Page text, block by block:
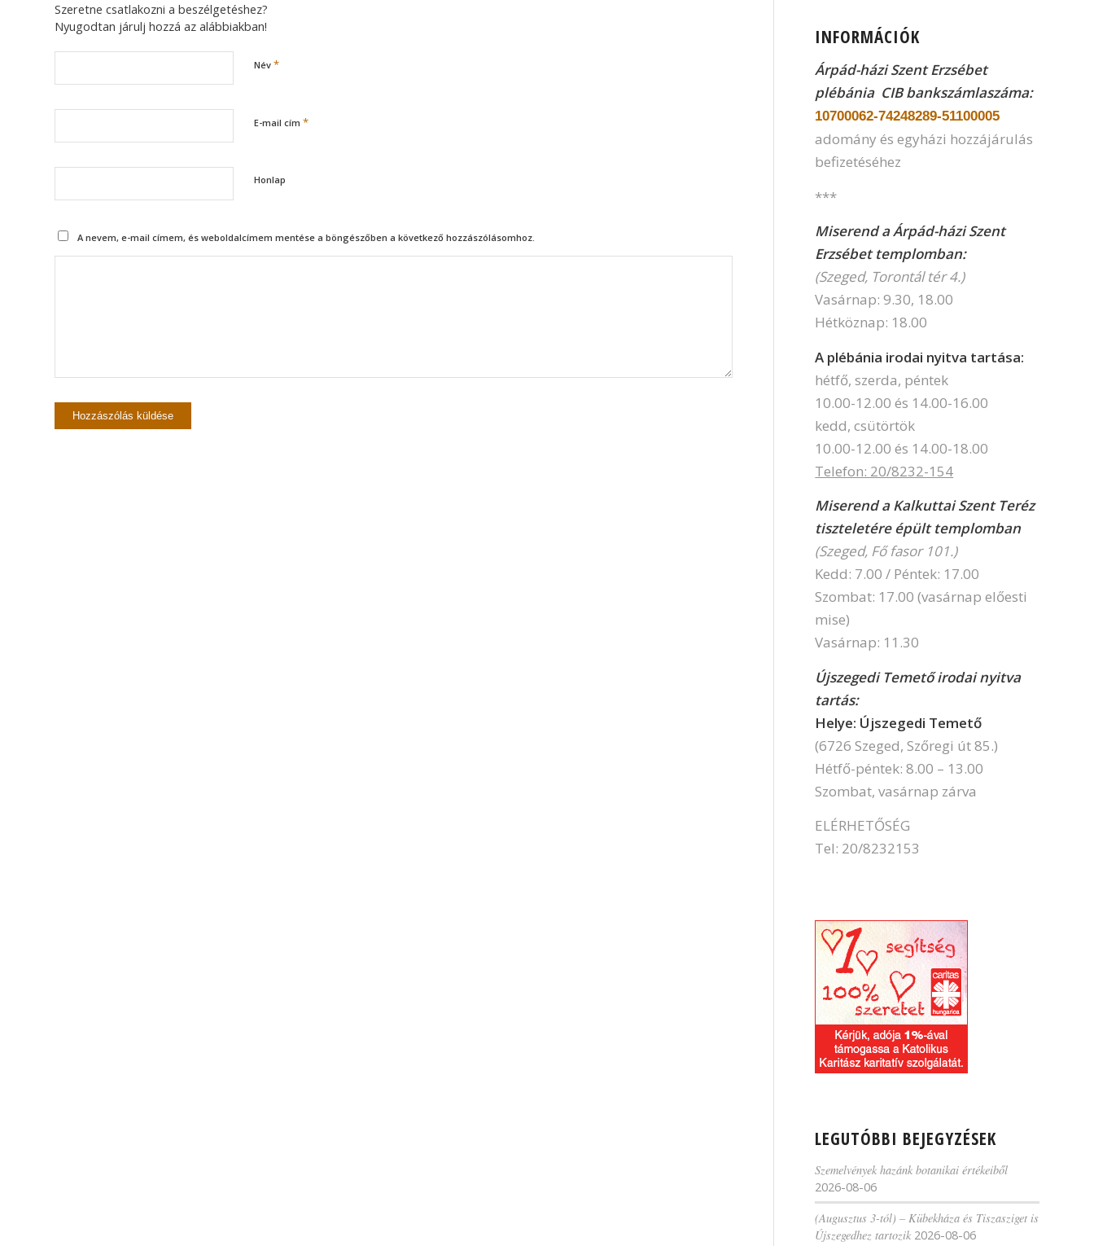
Szeretne csatlakozni a beszélgetéshez?
Nyugodtan járulj hozzá az alábbiakban!
Név *
E-mail cím *
Honlap
A nevem, e-mail címem, és weboldalcímem mentése a böngészőben a következő hozzászólásomhoz.
INFORMÁCIÓK
Árpád-házi Szent Erzsébet
plébánia CIBbankszámlaszáma:
10700062-74248289-51100005
adomány és egyházi hozzájárulás
befizetéséhez
***
Miserend a Árpád-házi Szent
Erzsébet templomban:
(Szeged, Torontál tér 4.)
Vasárnap: 9.30, 18.00
Hétköznap: 18.00
A plébánia irodai nyitva tartása:
hétfő, szerda, péntek
10.00-12.00 és 14.00-16.00
kedd, csütörtök
10.00-12.00 és 14.00-18.00
Telefon: 20/8232-154
Miserend a Kalkuttai Szent Teréz
tiszteletére épült templomban
(Szeged, Fő fasor 101.)
Kedd: 7.00 / Péntek: 17.00
Szombat: 17.00 (vasárnap előesti
mise)
Vasárnap: 11.30
Újszegedi Temető irodai nyitva
tartás:
Helye: Újszegedi Temető
(6726 Szeged, Szőregi út 85.)
Hétfő-péntek: 8.00 – 13.00
Szombat, vasárnap zárva
ELÉRHETŐSÉG
Tel: 20/8232153
LEGUTÓBBI BEJEGYZÉSEK
Szemelvények hazánk botanikai értékeiből
2026-08-06
(Augusztus 3-tól) – Kübekháza és Tiszasziget is
Újszegedhez tartozik 2026-08-06